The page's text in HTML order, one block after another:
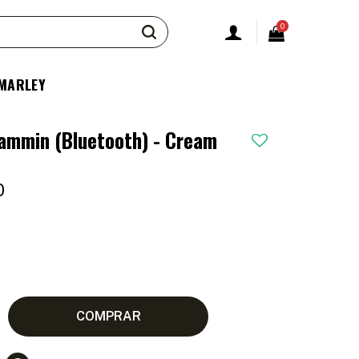
0
(Bluetooth) - Cream
COMPRAR